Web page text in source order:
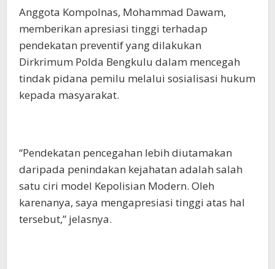
Anggota Kompolnas, Mohammad Dawam,
memberikan apresiasi tinggi terhadap
pendekatan preventif yang dilakukan
Dirkrimum Polda Bengkulu dalam mencegah
tindak pidana pemilu melalui sosialisasi hukum
kepada masyarakat.
“Pendekatan pencegahan lebih diutamakan
daripada penindakan kejahatan adalah salah
satu ciri model Kepolisian Modern. Oleh
karenanya, saya mengapresiasi tinggi atas hal
tersebut,” jelasnya.